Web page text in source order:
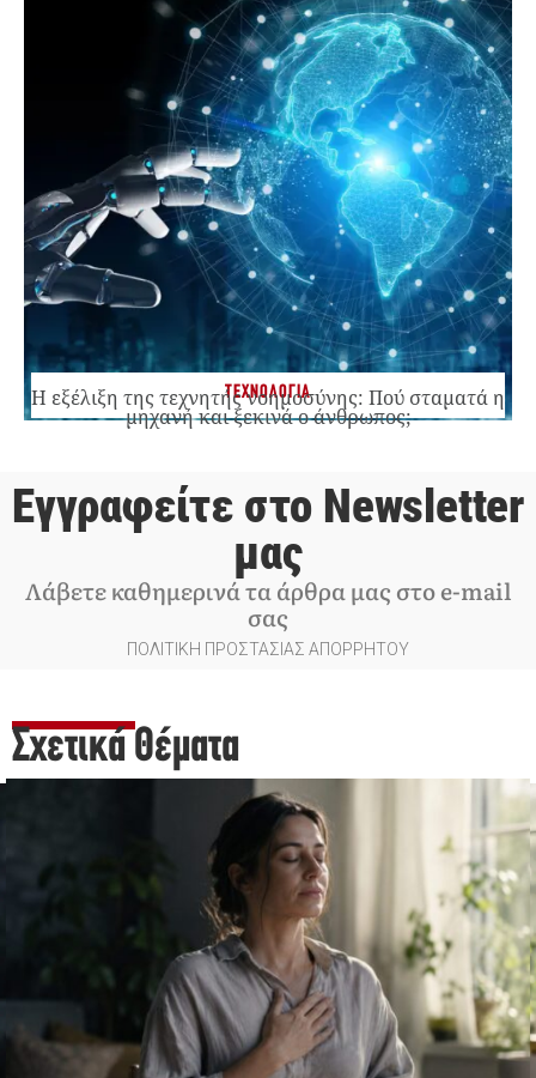
ΤΕΧΝΟΛΟΓΙΑ
Η εξέλιξη της τεχνητής νοημοσύνης: Πού σταματά η
μηχανή και ξεκινά ο άνθρωπος;
Εγγραφείτε στο Newsletter
μας
Λάβετε καθημερινά τα άρθρα μας στο e-mail
σας
ΠΟΛΙΤΙΚΗ ΠΡΟΣΤΑΣΙΑΣ ΑΠΟΡΡΗΤΟΥ
Σχετικά Θέματα